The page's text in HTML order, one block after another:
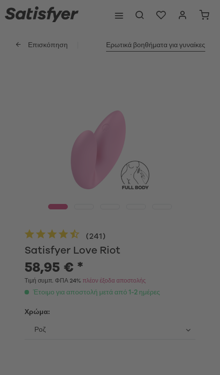
Επισκόπηση Ερωτικά βοηθήματα για γυναίκες
Satisfyer Love Riot
(241 )
58,95 € *
Τιμή συμπ. ΦΠΑ 24% πλέον έξοδα αποστολής
Έτοιμο για αποστολή μετά από 1-2 ημέρες
Χρώμα: